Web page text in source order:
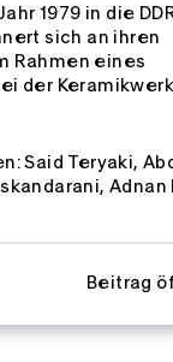
1979 in die
sich an ihren
Rahmen eines
der
Said Teryaki
Adnan
Beitrag